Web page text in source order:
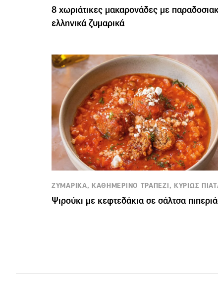
8 χωριάτικες μακαρονάδες με
ελληνικά ζυμαρικά
ΖΥΜΑΡΙΚΑ, ΚΑΘΗΜΕΡΙΝΟ ΤΡΑΠΕΖΙ, ΚΥΡΙΩΣ
Ψιρούκι με κεφτεδάκια σε σάλτσα